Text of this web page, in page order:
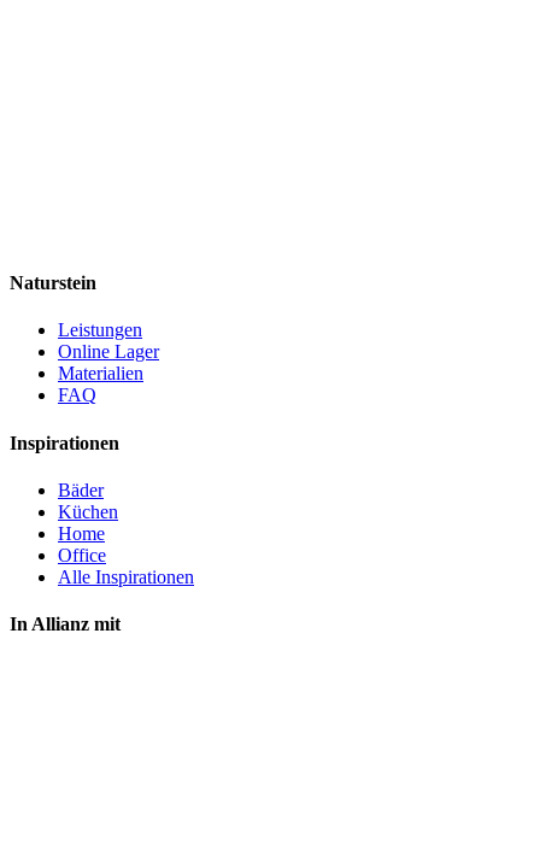
Naturstein
Leistungen
Online Lager
Materialien
FAQ
Inspirationen
Bäder
Küchen
Home
Office
Alle Inspirationen
In Allianz mit